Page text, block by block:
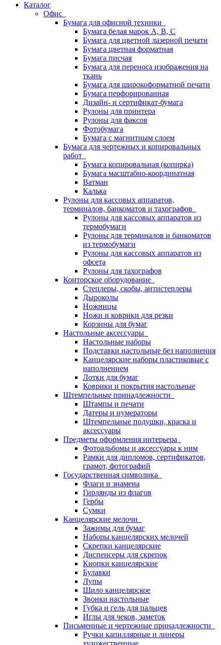
Каталог
Офис
Бумага для офисной техники
Бумага белая марок А, В, С
Бумага для цветной лазерной печати
Бумага цветная форматная
Бумага писчая
Бумага для переноса изображения на
ткань
Бумага для широкоформатной печати
Бумага перфорированная
Дизайн- и сертификат-бумага
Рулоны для принтера
Рулоны для факсов
Фотобумага
Бумага с магнитным слоем
Бумага для чертежных и копировальных
работ
Бумага копировальная (копирка)
Бумага масштабно-координатная
Ватман
Калька
Рулоны для кассовых аппаратов,
терминалов, банкоматов и тахографов
Рулоны для кассовых аппаратов из
термобумаги
Рулоны для терминалов и банкоматов
из термобумаги
Рулоны для кассовых аппаратов из
офсета
Рулоны для тахографов
Конторское оборудование
Степлеры, скобы, антистеплеры
Дыроколы
Ножницы
Ножи и коврики для резки
Корзины для бумаг
Настольные аксессуары
Настольные наборы
Подставки настольные без наполнения
Канцелярские наборы пластиковые с
наполнением
Лотки для бумаг
Коврики и покрытия настольные
Штемпельные принадлежности
Штампы и печати
Датеры и нумераторы
Штемпельные подушки, краска и
аксессуары
Предметы оформления интерьера
Фотоальбомы и аксессуары к ним
Рамки для дипломов, сертификатов,
грамот, фотографий
Государственная символика
Флаги и знамена
Гирлянды из флагов
Гербы
Сумки
Канцелярские мелочи
Зажимы для бумаг
Наборы канцелярских мелочей
Скрепки канцелярские
Диспенсеры для скрепок
Кнопки канцелярские
Булавки
Лупы
Шило канцелярское
Звонки настольные
Губка и гель для пальцев
Иглы для чеков, заметок
Письменные и чертежные принадлежности
Ручки капиллярные и линеры
художественные